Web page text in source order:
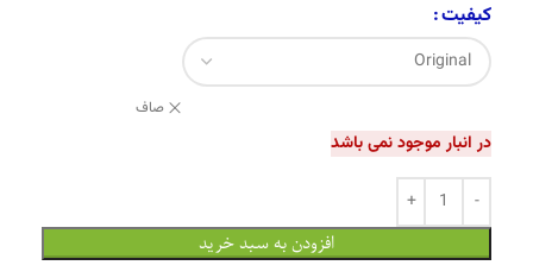
کیفیت
صاف
در انبار موجود نمی باشد
افزودن به سبد خرید